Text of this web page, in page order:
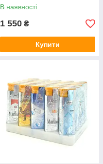
В наявності
1 550 ₴
Купити